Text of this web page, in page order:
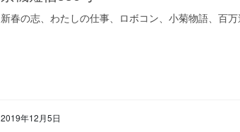
新春の志、わたしの仕事、ロボコン、小菊物語、百
2019年12月5日